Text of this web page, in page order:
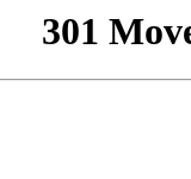
301